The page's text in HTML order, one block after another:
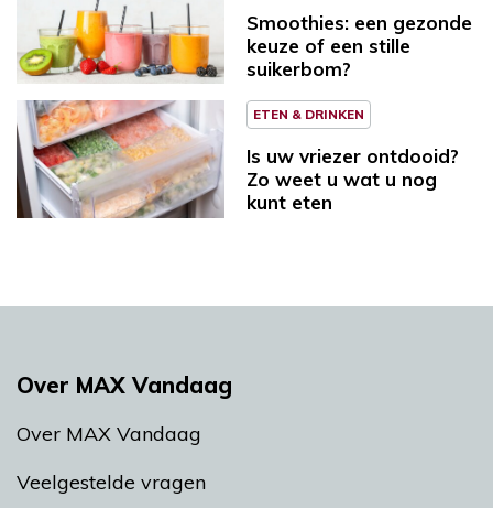
Smoothies: een gezonde
keuze of een stille
suikerbom?
ETEN & DRINKEN
Is uw vriezer ontdooid?
Zo weet u wat u nog
kunt eten
Over MAX Vandaag
Over MAX Vandaag
Veelgestelde vragen